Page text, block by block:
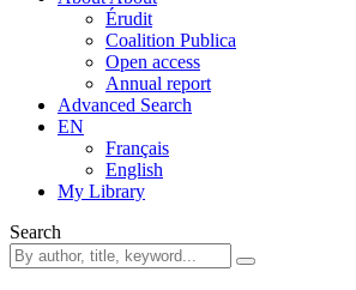
Érudit
Coalition Publica
Open access
Annual report
Advanced Search
EN
Français
English
My Library
Search